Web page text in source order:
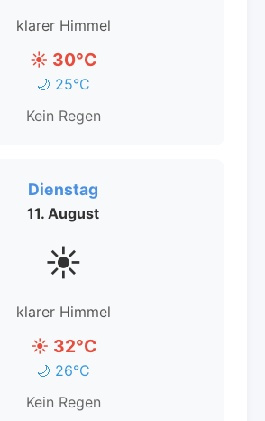
klarer Himmel
☀️ 30°C
🌙 25°C
Kein Regen
Dienstag
11. August
☀️
klarer Himmel
☀️ 32°C
🌙 26°C
Kein Regen